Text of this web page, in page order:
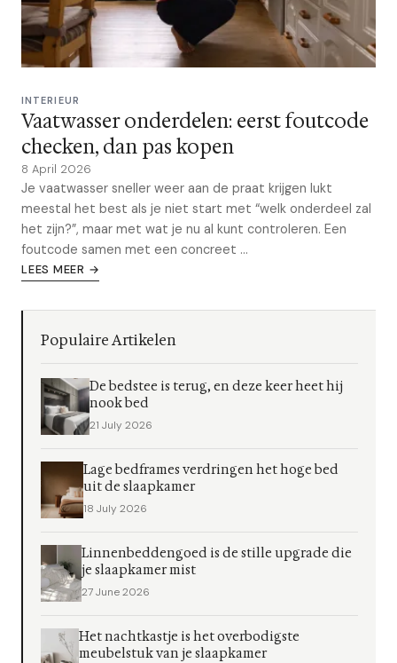
INTERIEUR
Vaatwasser onderdelen: eerst foutcode
checken, dan pas kopen
8 April 2026
Je vaatwasser sneller weer aan de praat krijgen lukt
meestal het best als je niet start met “welk onderdeel zal
het zijn?”, maar met wat je nu al kunt controleren. Een
foutcode samen met een concreet ...
LEES MEER →
Populaire Artikelen
De bedstee is terug, en deze keer heet hij
nook bed
21 July 2026
Lage bedframes verdringen het hoge bed
uit de slaapkamer
18 July 2026
Linnenbeddengoed is de stille upgrade die
je slaapkamer mist
27 June 2026
Het nachtkastje is het overbodigste
meubelstuk van je slaapkamer